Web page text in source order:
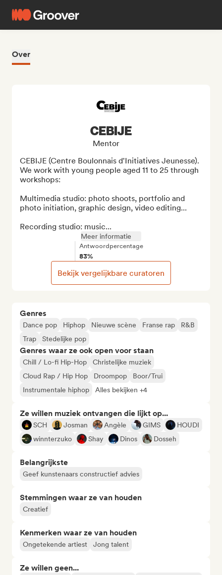
Over
Genres
Dance pop Hiphop Nieuwe scène Franse rap
R&B
Trap
Stedelijke pop
Genres waar ze ook open voor staan
Chill / Lo-fi Hip-Hop
Christelijke muziek
Cloud Rap / Hip Hop
Droompop
Boor/Trui
Instrumentale hiphop
Alles bekijken +4
Ze willen muziek ontvangen die lijkt op...
SCH Josman Angèle GIMS
HOUDI
winnterzuko
Shay Dinos Dosseh
Belangrijkste
Geef kunstenaars constructief advies
Stemmingen waar ze van houden
Creatief
Kenmerken waar ze van houden
Ongetekende artiest Jong talent
Ze willen geen...
CEBIJE
Mentor
CEBIJE (Centre Boulonnais d'Initiatives Jeunesse).
We work with young people aged 11 to 25 through
workshops:
Multimedia studio: photo shoots, portfolio and
photo initiation, graphic design, video editing...
Recording studio: music...
Meer informatie
Antwoordpercentage
83%
Bekijk vergelijkbare curatoren